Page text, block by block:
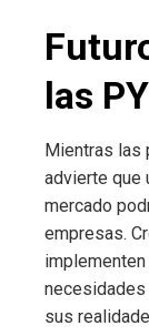
las
Mientras las
advierte que
mercado
empresas.
sus